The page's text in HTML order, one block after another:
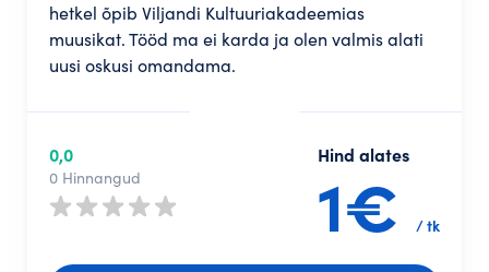
hetkel õpib Viljandi Kultuuriakadeemias
muusikat. Tööd ma ei karda ja olen valmis alati
uusi oskusi omandama.
Hind alates
1€ / tk
0,0
0 Hinnangud